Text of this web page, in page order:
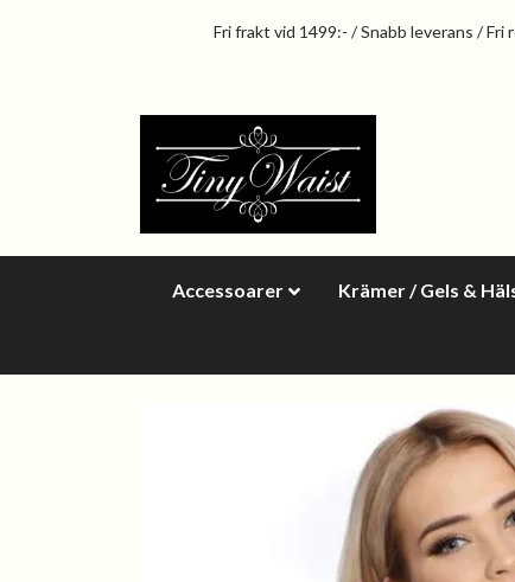
Fri frakt vid 1499:- / Snabb leverans / Fri
Accessoarer Krämer / Gels &